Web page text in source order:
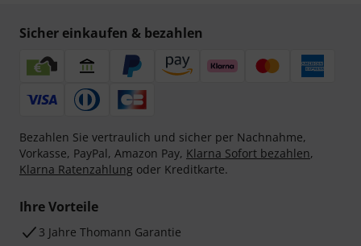
Sicher einkaufen & bezahlen
Bezahlen Sie vertraulich und sicher per Nachnahme,
Vorkasse, PayPal, Amazon Pay, Klarna Sofort bezahlen,
Klarna Ratenzahlung oder Kreditkarte.
Ihre Vorteile
3 Jahre Thomann Garantie